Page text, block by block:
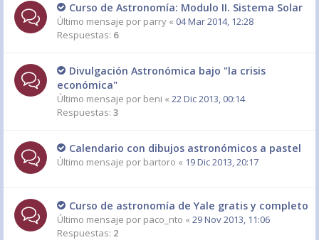
Curso de Astronomía: Modulo II. Sistema Solar
Último mensaje por parry « 04 Mar 2014, 12:28
Respuestas: 6
Divulgación Astronómica bajo "la crisis
económica"
Último mensaje por beni « 22 Dic 2013, 00:14
Respuestas: 3
Calendario con dibujos astronómicos a pastel
Último mensaje por bartoro « 19 Dic 2013, 20:17
Curso de astronomía de Yale gratis y completo
Último mensaje por paco_nto « 29 Nov 2013, 11:06
Respuestas: 2